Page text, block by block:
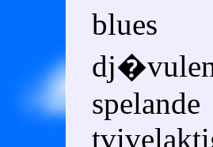
blues